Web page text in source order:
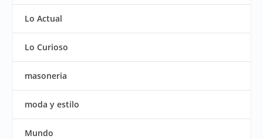
Lo Actual
Lo Curioso
masoneria
moda y estilo
Mundo